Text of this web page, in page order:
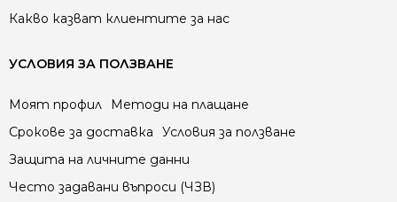
Какво казват клиентите за нас
УСЛОВИЯ ЗА ПОЛЗВАНЕ
Моят профил
Методи на плащане
Срокове за доставка
Условия за ползване
Защита на личните данни
Често задавани въпроси (ЧЗВ)